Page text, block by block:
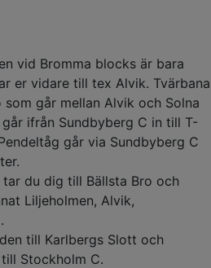
vid Bromma blocks är bara
er vidare till tex Alvik. Tvärbana
går mellan Alvik och Solna
ifrån Sundbyberg C in till T-
går via Sundbyberg C
tar du dig till Bällsta Bro och
Liljeholmen, Alvik,
till Karlbergs Slott och
Stockholm C.